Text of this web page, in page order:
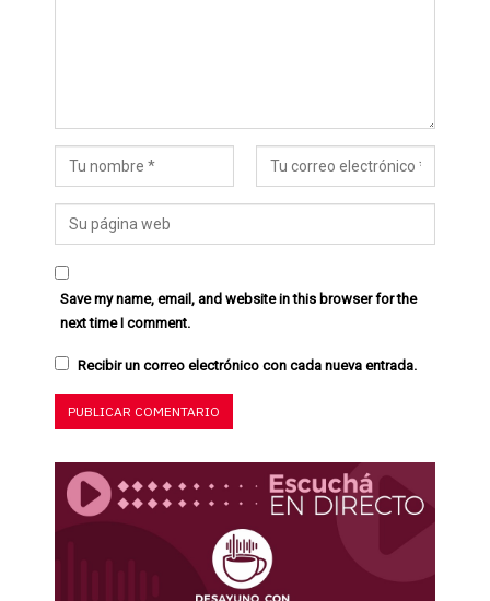
Save my name, email, and website in this browser for the
next time I comment.
Recibir un correo electrónico con cada nueva entrada.